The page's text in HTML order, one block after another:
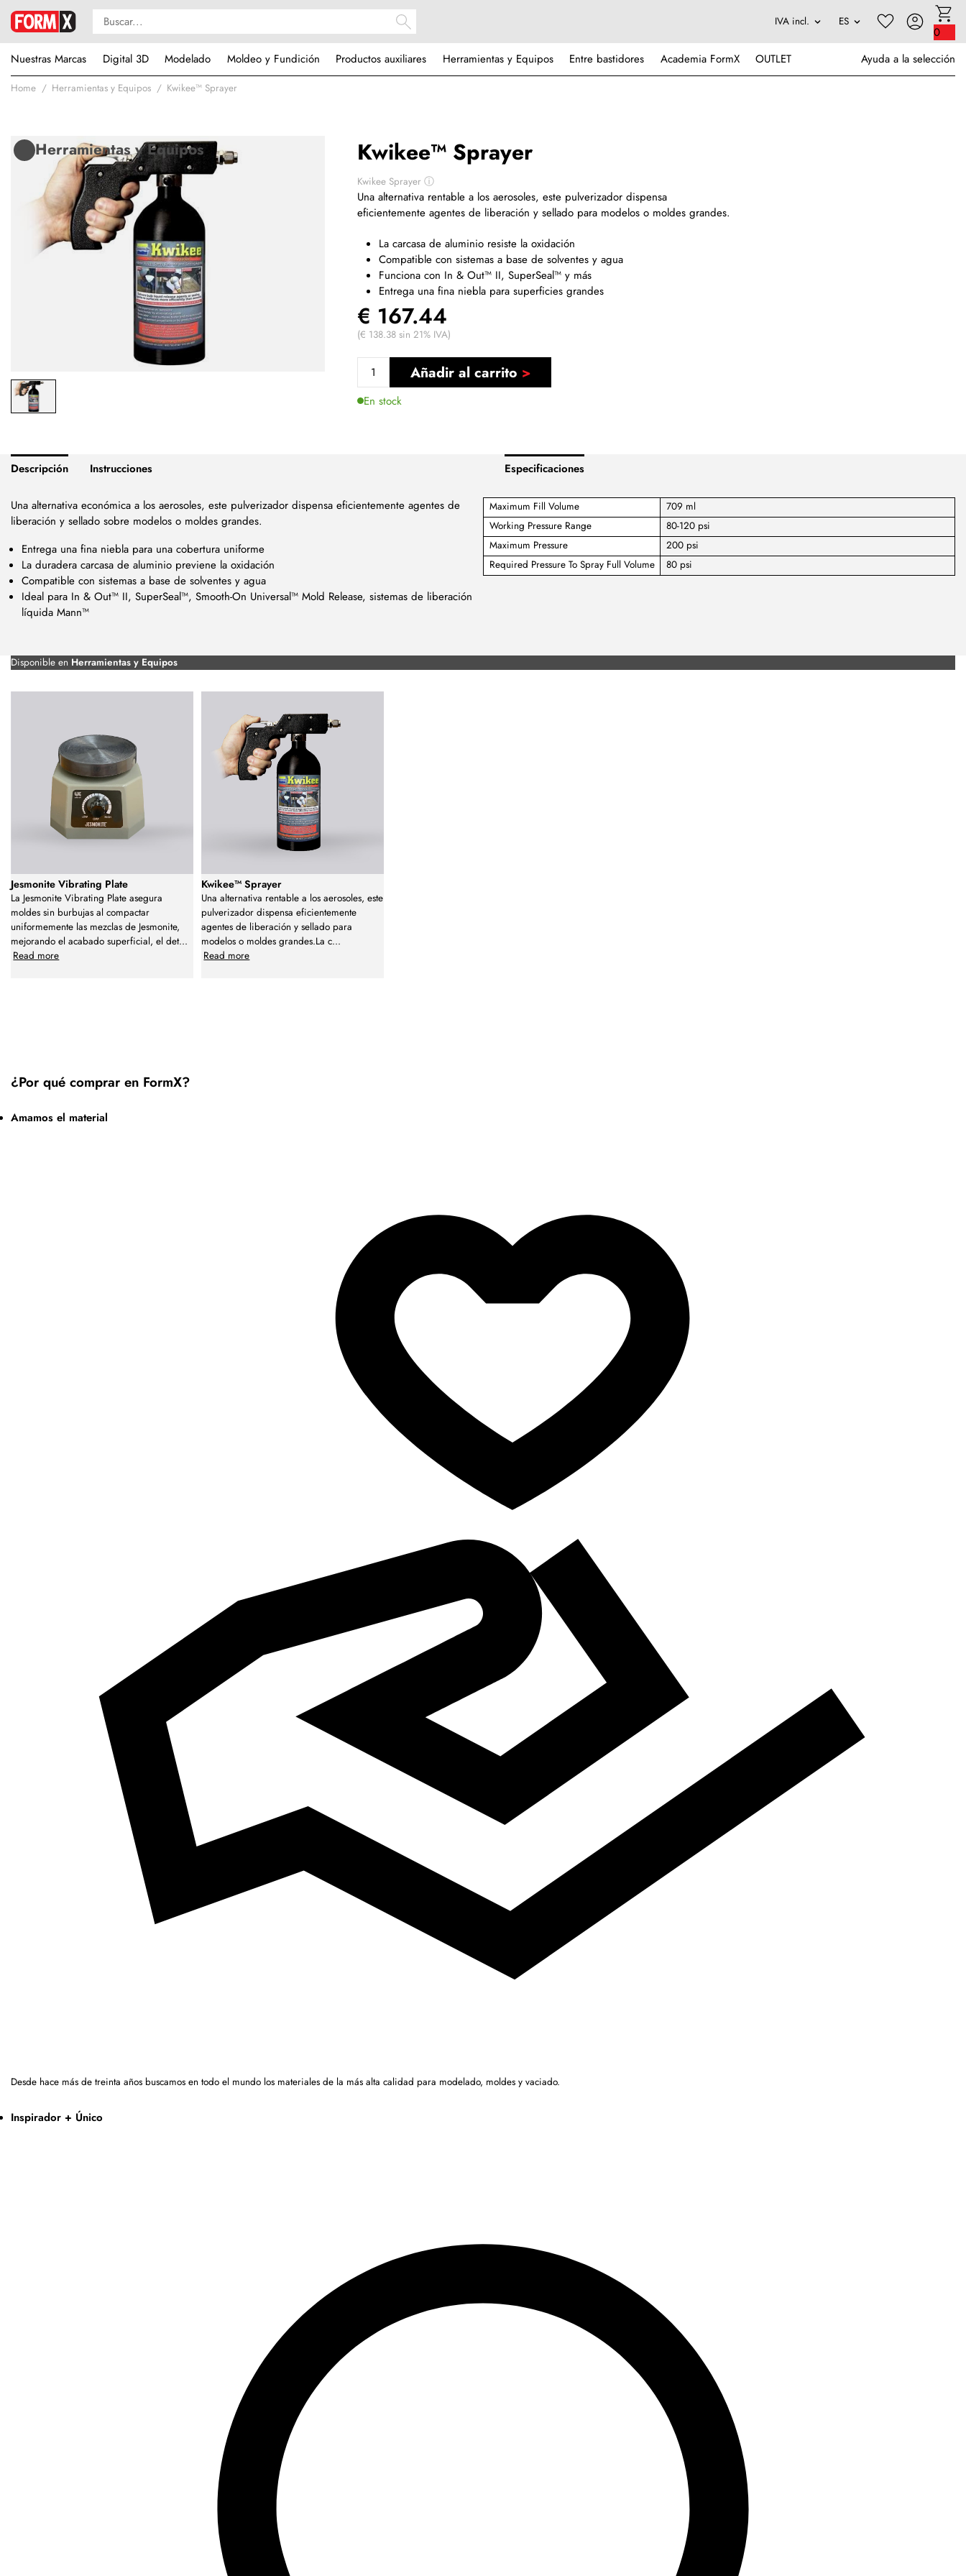
0
Nuestras Marcas
Digital 3D Modelado Moldeo y Fundición Productos auxiliares Herramientas y Equipos Entre bastidores Academia FormX OUTLET Ayuda a la selección
Home Herramientas y Equipos Kwikee™ Sprayer
Kwikee™ Sprayer
Kwikee Sprayerⓘ
Herramientas y Equipos
Una alternativa rentable a los aerosoles, este pulverizador dispensa
eficientemente agentes de liberación y sellado para modelos o moldes grandes.
La carcasa de aluminio resiste la oxidación
Compatible con sistemas a base de solventes y agua
Funciona con In & Out™ II, SuperSeal™ y más
Entrega una fina niebla para superficies grandes
€ 167.44
(€ 138.38 sin 21% IVA)
Añadir al carrito
En stock
Descripción Instrucciones Especificaciones
Una alternativa económica a los aerosoles, este pulverizador dispensa eficientemente agentes de
liberación y sellado sobre modelos o moldes grandes.
Entrega una fina niebla para una cobertura uniforme
La duradera carcasa de aluminio previene la oxidación
Compatible con sistemas a base de solventes y agua
Ideal para In & Out™ II, SuperSeal™, Smooth-On Universal™ Mold Release, sistemas de liberación
líquida Mann™
Maximum Fill Volume
709 ml
Working Pressure Range
80-120 psi
Maximum Pressure
200 psi
Required Pressure To Spray Full Volume
80 psi
Disponible en Herramientas y Equipos
Jesmonite Vibrating Plate
La Jesmonite Vibrating Plate asegura
moldes sin burbujas al compactar
uniformemente las mezclas de Jesmonite,
mejorando el acabado superficial, el det...
Read more
Kwikee™ Sprayer
Una alternativa rentable a los aerosoles, este
pulverizador dispensa eficientemente
agentes de liberación y sellado para
modelos o moldes grandes.La c...
Read more
¿Por qué comprar en FormX?
Amamos el material
Desde hace más de treinta años buscamos en todo el mundo los materiales de la más alta calidad para modelado, moldes y vaciado.
Inspirador + Único